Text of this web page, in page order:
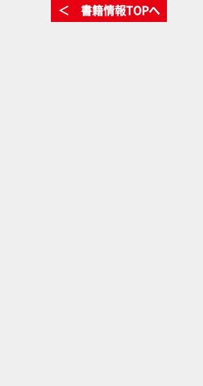
＜ 書籍情報TOPへ